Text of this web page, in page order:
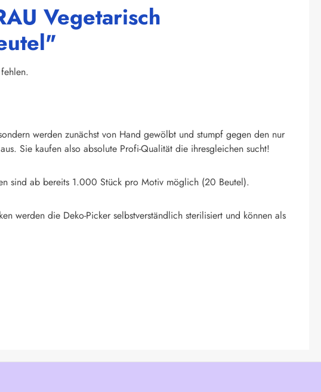
Vegetarisch
werden zunächst von Hand gewölbt und stumpf gegen den nur
Sie kaufen also absolute Profi-Qualität die ihresgleichen sucht!
sind ab bereits 1.000 Stück pro Motiv möglich (20 Beutel).
werden die Deko-Picker selbstverständlich sterilisiert und können als